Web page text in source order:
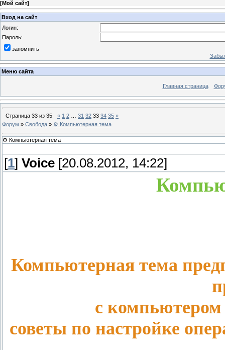
[Мой сайт]
Вход на сайт
Логин:
Пароль:
запомнить
Меню сайта
Главная страница
Страница 33 из 35 « 1 2 31 32 33 34 35 »
Форум » Свобода » ⚙ Компьютерная тема
⚙ Компьютерная тема
[1] Voice [20.08.2012, 14:22]
Компьютерная тема
с
советы по настройке